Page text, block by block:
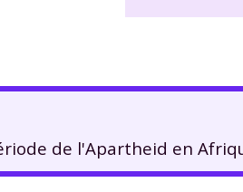
de l'Apartheid en